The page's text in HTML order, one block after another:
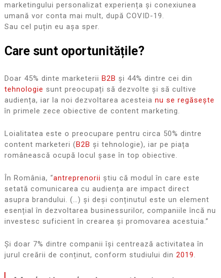
marketingului personalizat experiența și conexiunea
umană vor conta mai mult, după COVID-19.
Sau cel puțin eu așa sper.
Care sunt oportunitățile?
Doar 45% dinte marketerii B2B și 44% dintre cei din
tehnologie sunt preocupați să dezvolte și să cultive
audiența, iar la noi dezvoltarea acesteia nu se regăsește
în primele zece obiective de content marketing.
Loialitatea este o preocupare pentru circa 50% dintre
content marketeri (B2B și tehnologie), iar pe piața
românească ocupă locul șase în top obiective.
În România, “antreprenorii știu că modul în care este
setată comunicarea cu audiența are impact direct
asupra brandului. (…) și deși conținutul este un element
esențial în dezvoltarea businessurilor, companiile încă nu
investesc suficient în crearea și promovarea acestuia.”
Și doar 7% dintre companii își centrează activitatea în
jurul creării de conținut, conform studiului din 2019.